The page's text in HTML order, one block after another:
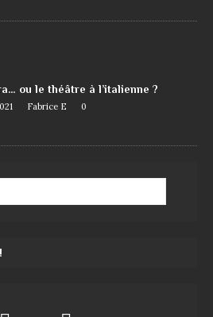
ou le théâtre à l’italienne ?
Fabrice E 0